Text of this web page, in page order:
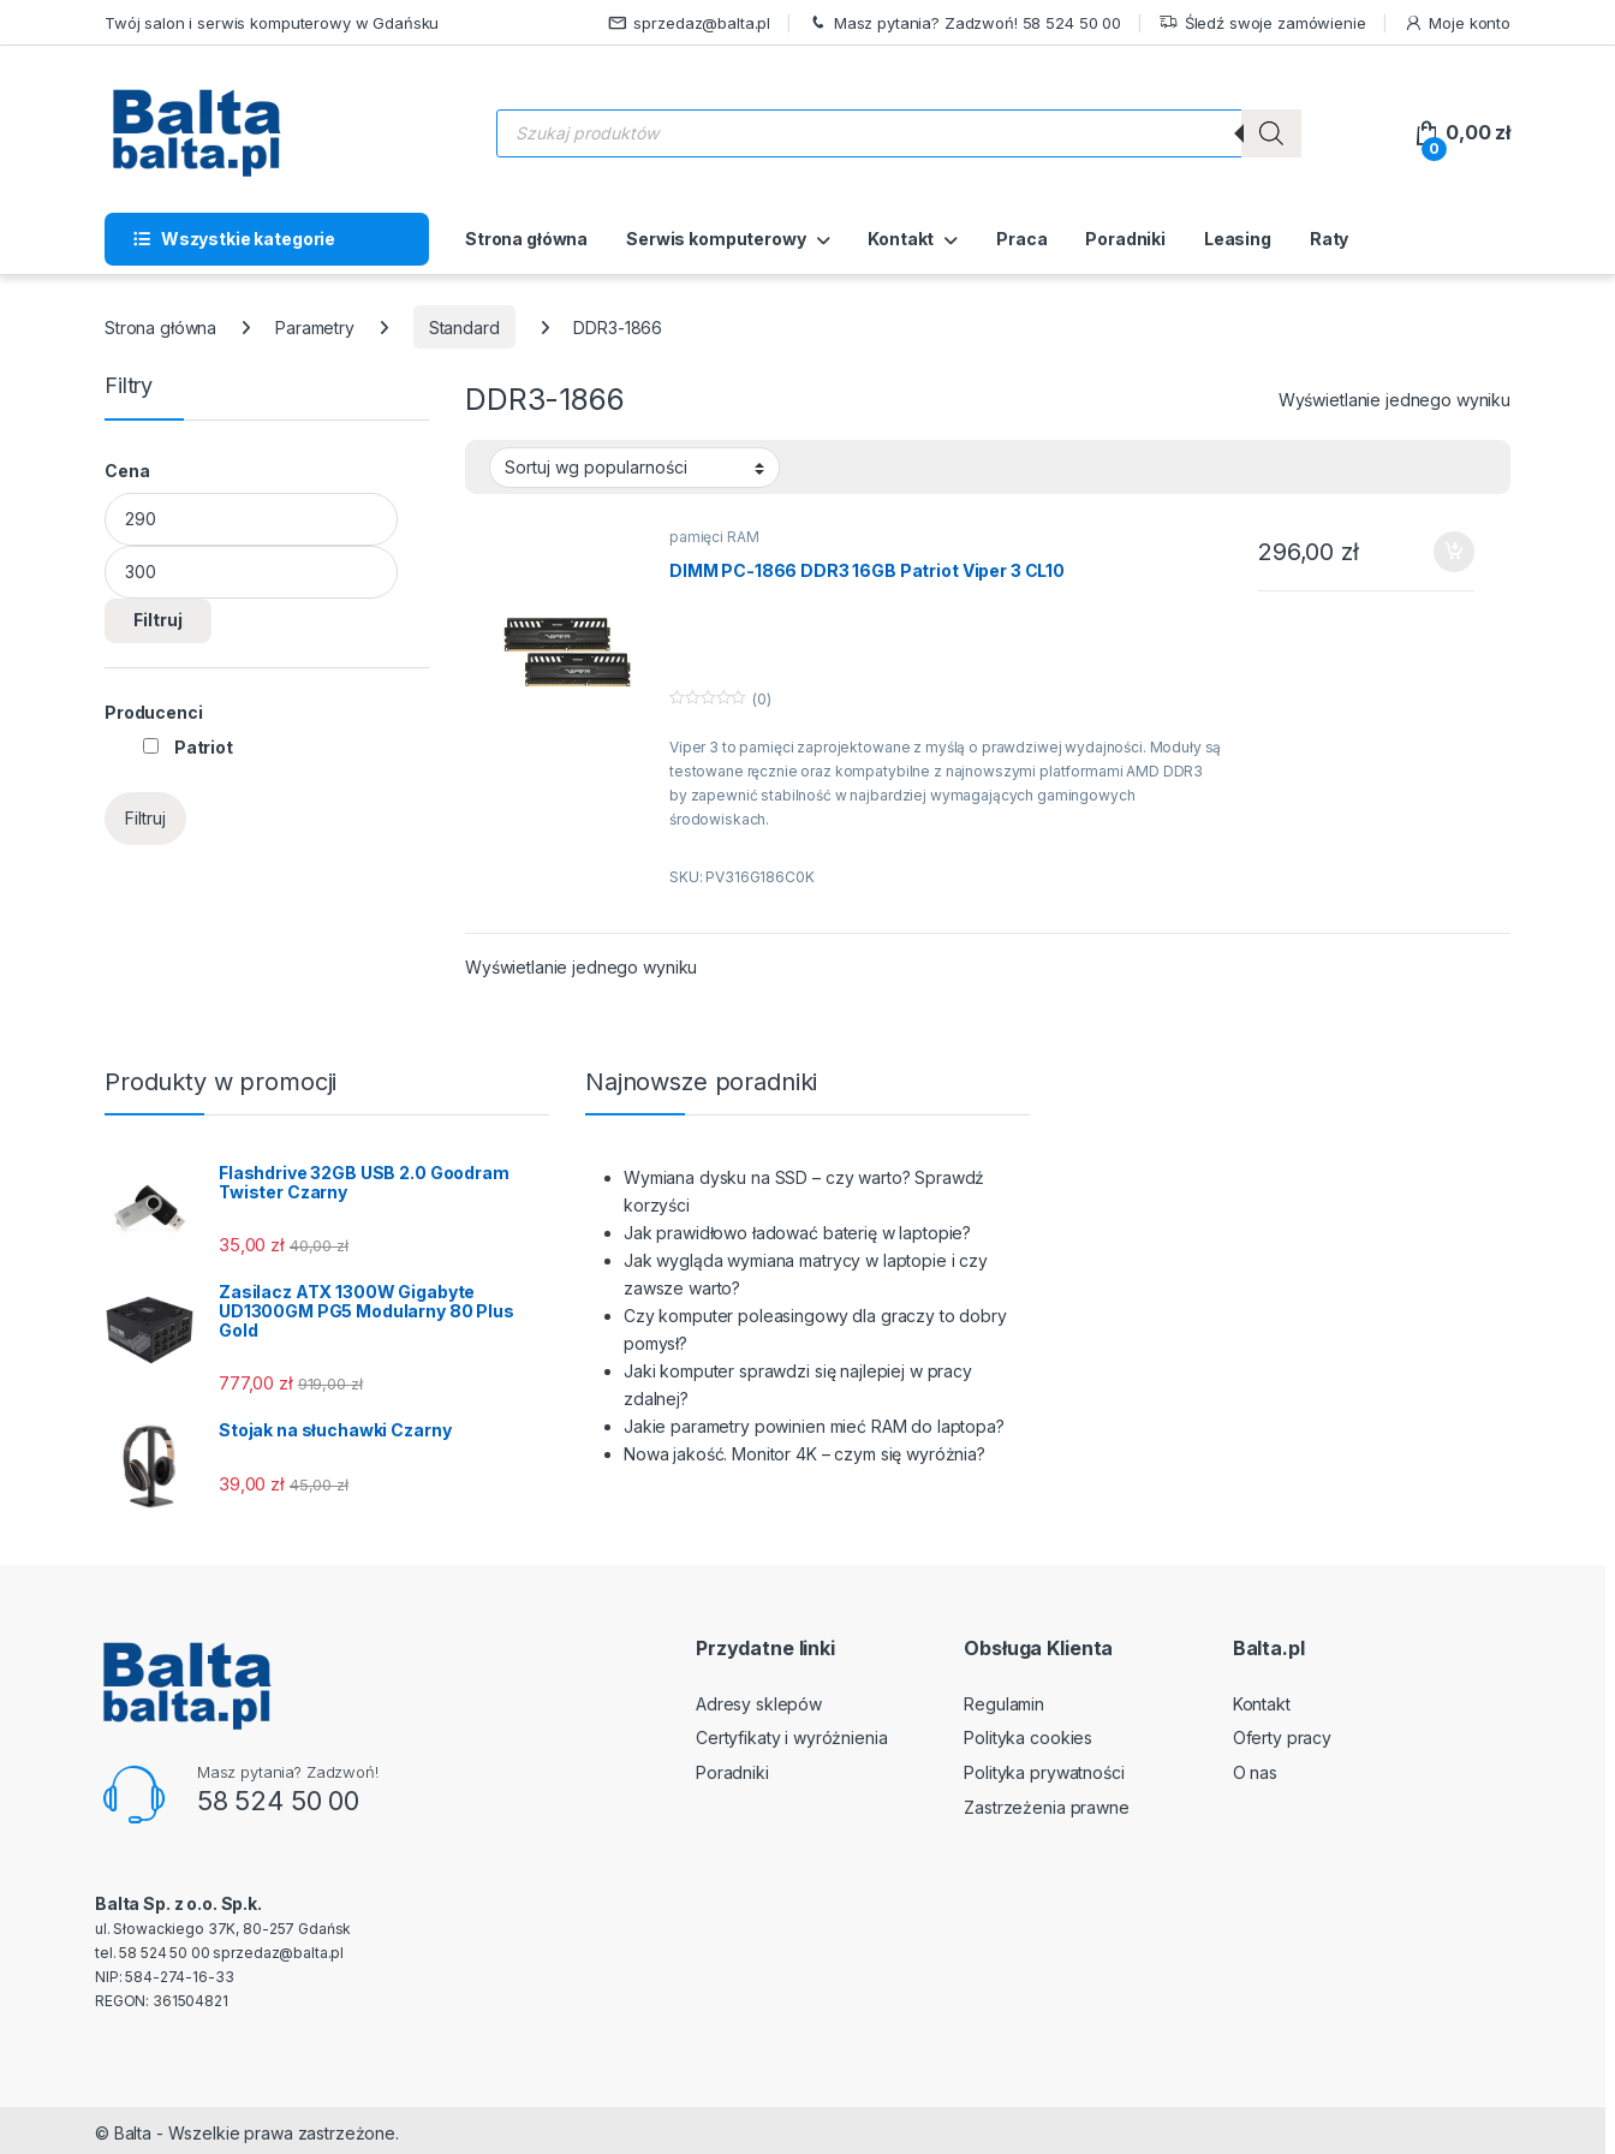
Skip to navigationTwój salon i serwis komputerowy w Gdańsku sprzedaz@balta.pl Masz pytania? Zadzwoń! 58 524 50 00 Śledź swoje zamówienie Moje konto
Wyszukiwarka produktów
0
0,00 zł
Wszystkie kategorie Strona główna Serwis komputerowy Kontakt Praca Poradniki Leasing Raty
Strona główna Parametry Standard DDR3-1866
DDR3-1866 Wyświetlanie jednego wyniku
pamięci RAM
DIMM PC-1866 DDR3 16GB Patriot Viper 3 CL10
a
(0)
Viper 3 to pamięci zaprojektowane z myślą o prawdziwej wydajności. Moduły są
testowane ręcznie oraz kompatybilne z najnowszymi platformami AMD DDR3
by zapewnić stabilność w najbardziej wymagających gamingowych
środowiskach.
Voltage: 1.5V
Feature Overclock: XMP 1.3
Gwarancja : Lifetime Warranty
SKU: PV316G186C0K
296,00 zł
Wyświetlanie jednego wyniku
Filtry
Cena
Cena min
Cena max
Filtruj
Producenci
Patriot
Filtruj
Produkty w promocji
Flashdrive 32GB USB 2.0 Goodram
Twister Czarny
35,00 zł 40,00zł
Zasilacz ATX 1300W Gigabyte
UD1300GM PG5 Modularny 80 Plus
Gold
777,00 zł 919,00zł
Stojak na słuchawki Czarny
39,00 zł 45,00zł
Najnowsze poradniki
Wymiana dysku na SSD – czy warto? Sprawdź
korzyści
Jak prawidłowo ładować baterię w laptopie?
Jak wygląda wymiana matrycy w laptopie i czy
zawsze warto?
Czy komputer poleasingowy dla graczy to dobry
pomysł?
Jaki komputer sprawdzi się najlepiej w pracy
zdalnej?
Jakie parametry powinien mieć RAM do laptopa?
Nowa jakość. Monitor 4K – czym się wyróżnia?
Masz pytania? Zadzwoń!
58 524 50 00
Balta Sp. z o.o. Sp.k.
ul. Słowackiego 37K, 80-257 Gdańsk
tel. 58 524 50 00sprzedaz@balta.pl
NIP: 584-274-16-33
REGON: 361504821
Przydatne linki
Adresy sklepów
Certyfikaty i wyróżnienia
Poradniki
Obsługa Klienta
Regulamin
Polityka cookies
Polityka prywatności
Zastrzeżenia prawne
Balta.pl
Kontakt
Oferty pracy
O nas
© Balta - Wszelkie prawa zastrzeżone.